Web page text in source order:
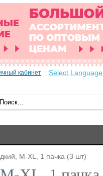
кабинет Select Language
M-XL, 1 пачка (3 шт)